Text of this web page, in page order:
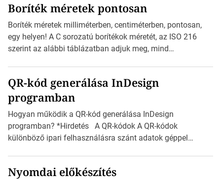
igazán foroghatnak a kreatív fogaskerekek, miközben
zajlik a saját címke készítése. Hogyan készítsünk címkét?
Válasszon méretet és alakot: Válassza ki a kívánt címke
méretét. Akár néhány […]
Boríték méretek pontosan
Boríték méretek milliméterben, centiméterben, pontosan,
egy helyen! A C sorozatú borítékok méretét, az ISO 216
szerint az alábbi táblázatban adjuk meg, mind
mutatja az A4-es papírlaphoz viszonyítva. Az amerikai és
észak-amerikai boríték méretére az ISO 216 nem
vonatkozik. Boríték méretének táblázata C0-tól […]
QR-kód generálása InDesign
programban
Hogyan működik a QR-kód generálása InDesign
programban? *Hirdetés A QR-kódok A QR-kódok
különböző ipari felhasználásra szánt adatok géppel
okostelefonjára telepíthet egy QR-kód-leolvasó
Nyomdai előkészítés